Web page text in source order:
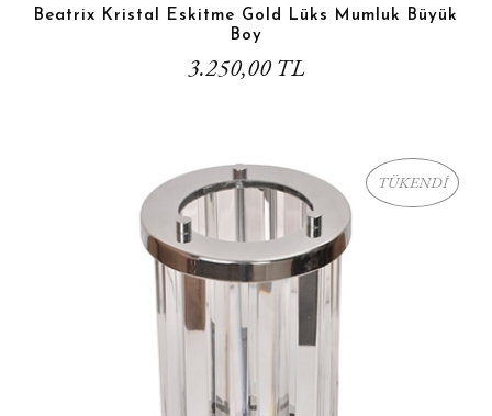
Beatrix Kristal Eskitme Gold Lüks Mumluk Büyük
Boy
3.250,00 TL
TÜKENDİ